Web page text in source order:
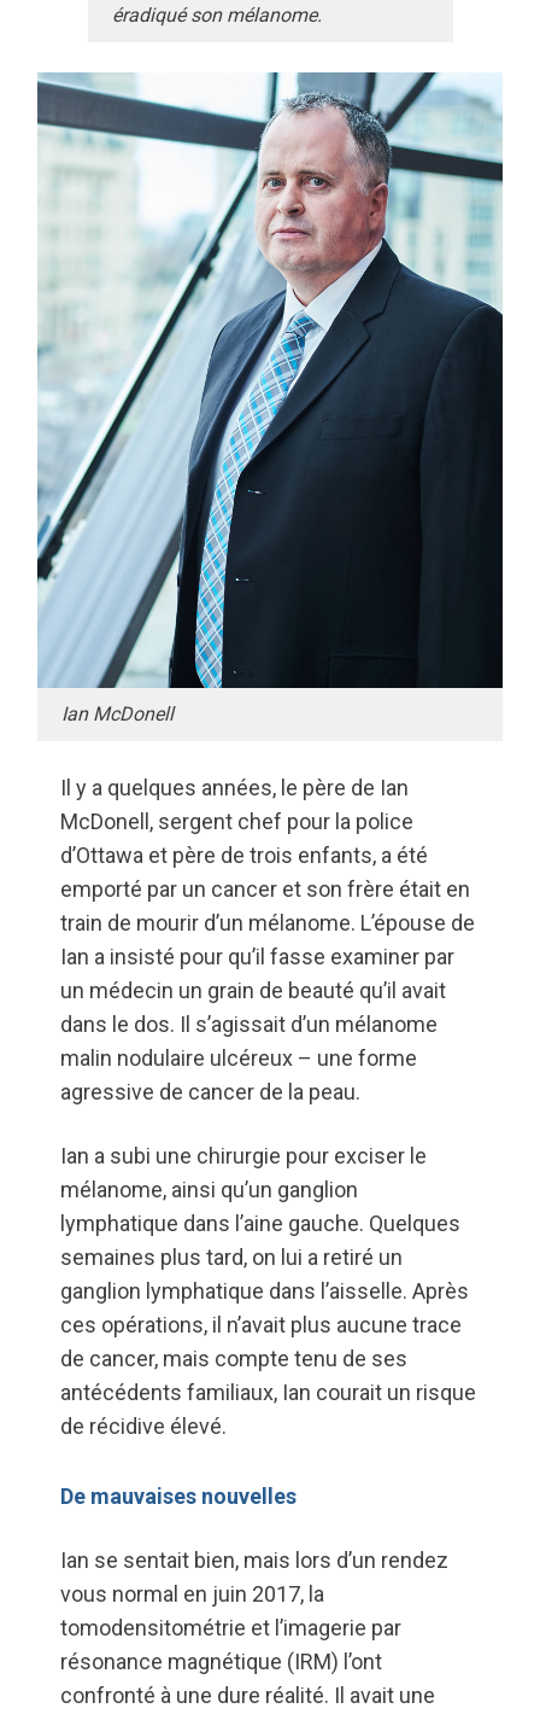
éradiqué son mélanome.
Ian McDonell
Il y a quelques années, le père de Ian
McDonell, sergent chef pour la police
d’Ottawa et père de trois enfants, a été
emporté par un cancer et son frère était en
train de mourir d’un mélanome. L’épouse de
Ian a insisté pour qu’il fasse examiner par
un médecin un grain de beauté qu’il avait
dans le dos. Il s’agissait d’un mélanome
malin nodulaire ulcéreux – une forme
agressive de cancer de la peau.
Ian a subi une chirurgie pour exciser le
mélanome, ainsi qu’un ganglion
lymphatique dans l’aine gauche. Quelques
semaines plus tard, on lui a retiré un
ganglion lymphatique dans l’aisselle. Après
ces opérations, il n’avait plus aucune trace
de cancer, mais compte tenu de ses
antécédents familiaux, Ian courait un risque
de récidive élevé.
De mauvaises nouvelles
Ian se sentait bien, mais lors d’un rendez
vous normal en juin 2017, la
tomodensitométrie et l’imagerie par
résonance magnétique (IRM) l’ont
confronté à une dure réalité. Il avait une